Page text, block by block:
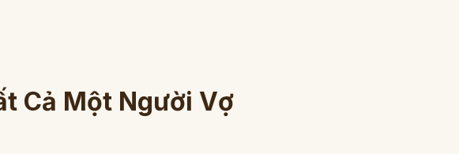
Cả Một Người Vợ